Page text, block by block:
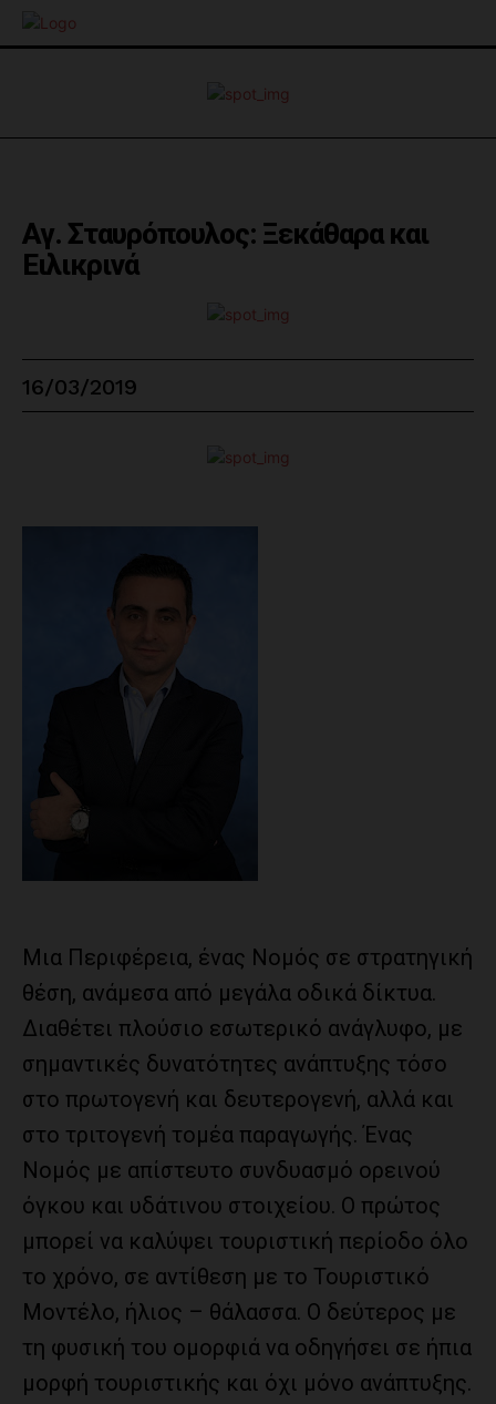
Αγ. Σταυρόπουλος: Ξεκάθαρα και
Ειλικρινά
16/03/2019
Μια Περιφέρεια, ένας Νομός σε στρατηγική
θέση, ανάμεσα από μεγάλα οδικά δίκτυα.
Διαθέτει πλούσιο εσωτερικό ανάγλυφο, με
σημαντικές δυνατότητες ανάπτυξης τόσο
στο πρωτογενή και δευτερογενή, αλλά και
στο τριτογενή τομέα παραγωγής. Ένας
Νομός με απίστευτο συνδυασμό ορεινού
όγκου και υδάτινου στοιχείου. Ο πρώτος
μπορεί να καλύψει τουριστική περίοδο όλο
το χρόνο, σε αντίθεση με το Τουριστικό
Μοντέλο, ήλιος – θάλασσα. Ο δεύτερος με
τη φυσική του ομορφιά να οδηγήσει σε ήπια
μορφή τουριστικής και όχι μόνο ανάπτυξης.